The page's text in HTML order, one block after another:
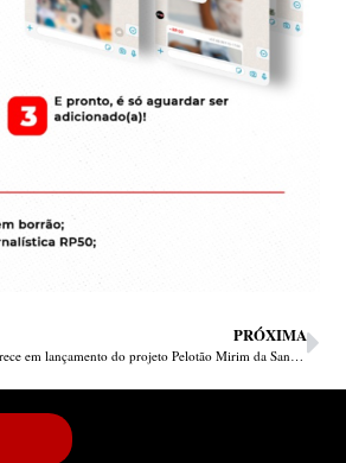
PRÓXIMA
Chico Lucas comparece em lançamento do projeto Pelotão Mirim da Santa Maria da Codipi